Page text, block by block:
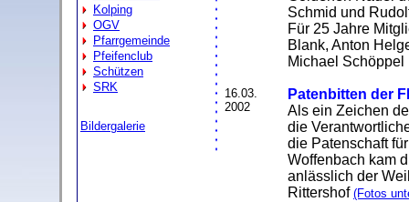
Kolping
OGV
Pfarrgemeinde
Pfeifenclub
Schützen
SRK
Bildergalerie
Schmid und
Für 25 Jahre
Blank, Anton
Michael
16.03.
2002
Patenbitten der
Als ein Zeichen
die
die Patenschaft
Woffenbach kam
anlässlich der
Rittershof (Fotos